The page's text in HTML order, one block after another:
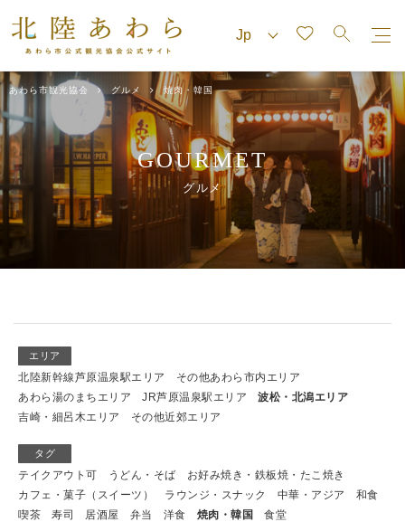
あわら市観光協会 グルメ 焼肉・韓国
GOURMET
グルメ
エリア
北陸新幹線芦原温泉駅エリア
その他あわら市内エリア
あわら湯のまちエリア
JR芦原温泉駅エリア
波松・北潟エリア
吉崎・細呂木エリア
その他近郊エリア
タグ
テイクアウト可 うどん・そば
お好み焼き・鉄板焼・たこ焼き
カフェ・菓子（スイーツ）
ラウンジ・スナック 中華・アジア
和食
喫茶
寿司 居酒屋 弁当 洋食 焼肉・韓国 食堂